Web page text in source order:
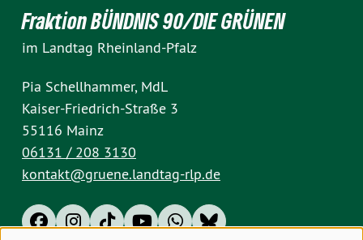
Fraktion BÜNDNIS 90/DIE GRÜNEN
im Landtag Rheinland-Pfalz
Pia Schellhammer, MdL
Kaiser-Friedrich-Straße 3
55116 Mainz
06131 / 208 3130
kontakt@gruene.landtag-rlp.de